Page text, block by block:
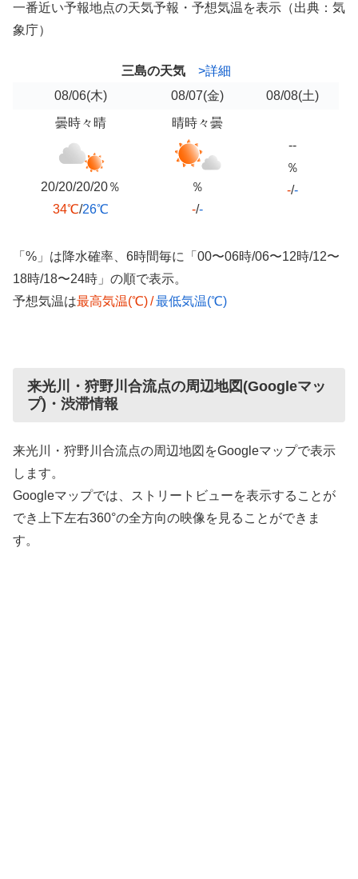
一番近い予報地点の天気予報・予想気温を表示（出典：気
象庁）
三島の天気
>詳細
08/06(木) 08/07(金) 08/08(土)
曇時々晴
20/20/20/20％
34℃/26℃
晴時々曇
％
-/-
--
％
-/-
「%」は降水確率、6時間毎に「00〜06時/06〜12時/12〜
18時/18〜24時」の順で表示。
予想気温は最高気温(℃)/最低気温(℃)
来光川・狩野川合流点の周辺地図(Googleマッ
プ)・渋滞情報
来光川・狩野川合流点の周辺地図をGoogleマップで表示
します。
Googleマップでは、ストリートビューを表示することが
でき上下左右360°の全方向の映像を見ることができま
す。